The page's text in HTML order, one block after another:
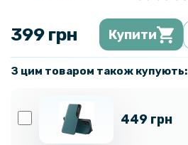
399 грн Купити
З цим товаром також купують:
449 грн